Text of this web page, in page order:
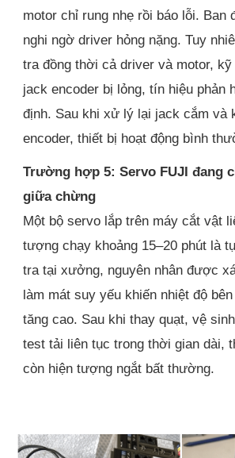
motor chỉ rung nhẹ rồi báo lỗi. Ban
nghi ngờ driver hỏng nặng. Tuy
tra đồng thời cả driver và motor, kỹ
jack encoder bị lỏng, tín hiệu phản
định. Sau khi xử lý lại jack cắm và
encoder, thiết bị hoạt động bình
Trường hợp 5: Servo FUJI đang
giữa chừng
Một bộ servo lắp trên máy cắt vật
tượng chạy khoảng 15–20 phút là
tra tại xưởng, nguyên nhân được
làm mát suy yếu khiến nhiệt độ
tăng cao. Sau khi thay quạt, vệ
test tải liên tục trong thời gian dài,
còn hiện tượng ngắt bất thường.